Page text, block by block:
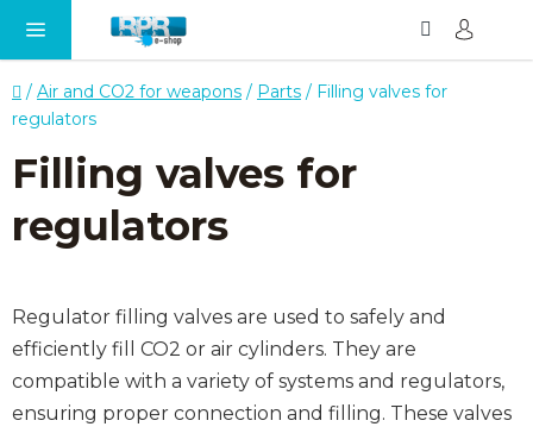
Home
/ Air and CO2 for weapons / Parts / Filling valves for
regulators
Filling valves for
regulators
Regulator filling valves are used to safely and
efficiently fill CO2 or air cylinders. They are
compatible with a variety of systems and regulators,
ensuring proper connection and filling. These valves